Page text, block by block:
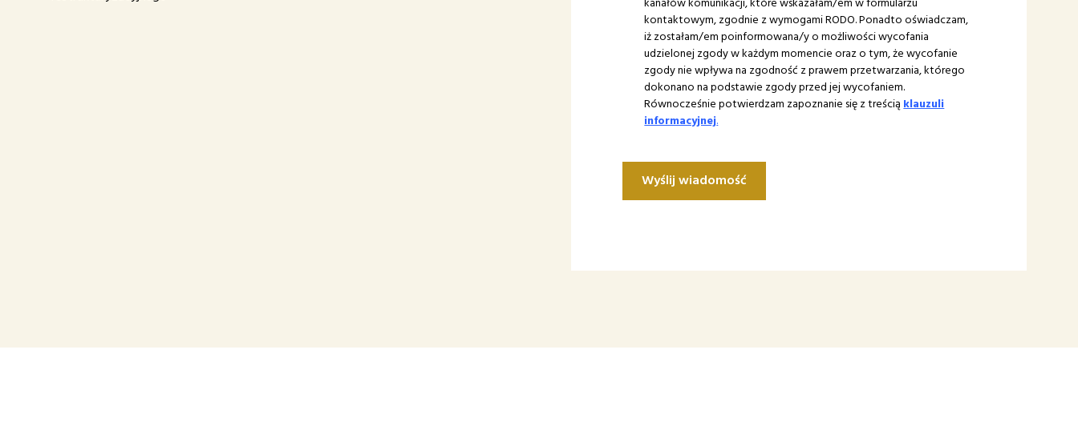
kontaktowym, zgodnie z wymogami RODO. Ponadto oświadczam,
iż zostałam/em poinformowana/y o możliwości wycofania
udzielonej zgody w każdym momencie oraz o tym, że wycofanie
zgody nie wpływa na zgodność z prawem przetwarzania, którego
dokonano na podstawie zgody przed jej wycofaniem.
Równocześnie potwierdzam zapoznanie się z treściąklauzuli
informacyjnej.